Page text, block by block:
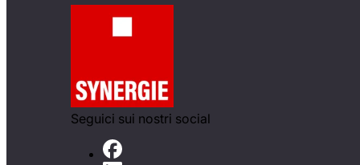
Seguici sui nostri social